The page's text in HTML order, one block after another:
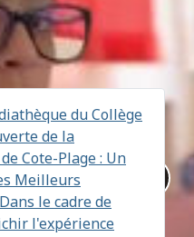
du Collège
de la
Cote-Plage : Un
Meilleurs
le cadre de
l'expérience